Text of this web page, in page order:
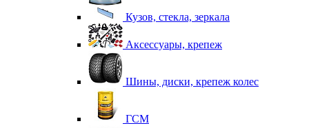
Кузов, стекла, зеркала
Аксессуары, крепеж
Шины, диски, крепеж колес
ГСМ